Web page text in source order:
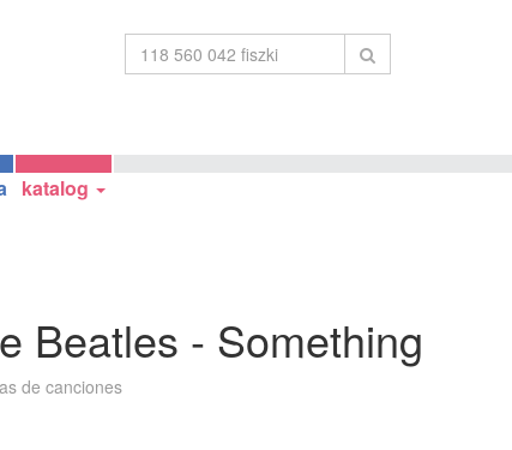
katalog
Beatles - Something
de canciones